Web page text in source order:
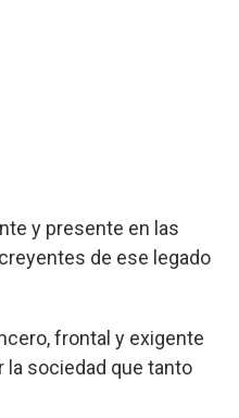
y presente en las
de ese legado
frontal y exigente
la sociedad que tanto